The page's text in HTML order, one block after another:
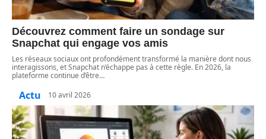
Découvrez comment faire un sondage sur
Snapchat qui engage vos amis
Les réseaux sociaux ont profondément transformé la manière dont nous
interagissons, et Snapchat n’échappe pas à cette règle. En 2026, la
plateforme continue d’être…
Actu 10 avril 2026